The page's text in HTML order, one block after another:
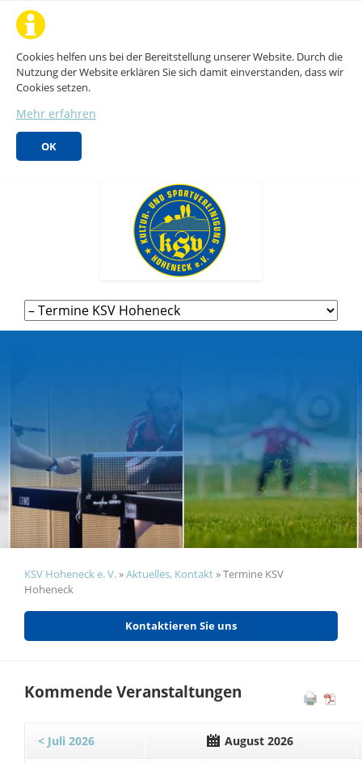
Cookies helfen uns bei der Bereitstellung unserer Website. Durch die
Nutzung der Website erklären Sie sich damit einverstanden, dass wir
Cookies setzen.
Mehr erfahren
OK
Navigation
überspringen
KSV Hoheneck e. V.»Aktuelles, Kontakt»Termine KSV
Hoheneck
Kontaktieren Sie uns
Kommende Veranstaltungen
< Juli 2026 August 2026